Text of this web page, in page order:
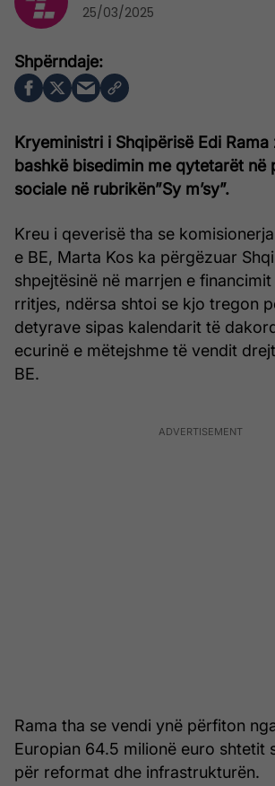
Kryeministri i Shqipërisë Edi
bashkë bisedimin me qytetarët në
sociale në rubrikën”Sy m’sy”.
Kreu i qeverisë tha se
e BE, Marta Kos ka përgëzuar
shpejtësinë në marrjen e
rritjes, ndërsa shtoi se kjo tregon
detyrave sipas kalendarit të
ecurinë e mëtejshme të vendit
BE.
Rama tha se vendi ynë përfiton
Europian 64.5 milionë euro shtetit
për reformat dhe infrastrukturën.
25/03/2025